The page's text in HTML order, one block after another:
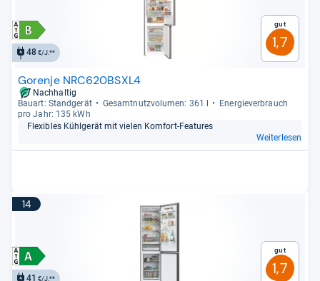
48€/J.**
Gut
1,7
Gorenje NRC620BSXL4
Nachhaltig
Bau­art: Stand­ge­rät
Gesamt­nutz­vo­lu­men: 361 l
Ener­gie­ver­brauch
pro Jahr: 135 kWh
Fle­xibles Kühl­ge­rät mit vie­len Kom­fort-​Fea­tu­res
Weiterlesen
14
41 €/J.**
Gut
1,7